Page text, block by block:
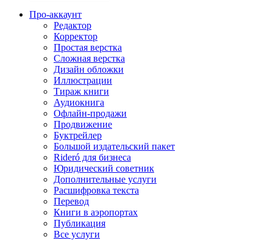
Про-аккаунт
Редактор
Корректор
Простая верстка
Сложная верстка
Дизайн обложки
Иллюстрации
Тираж книги
Аудиокнига
Офлайн-продажи
Продвижение
Буктрейлер
Большой издательский пакет
Rideró для бизнеса
Юридический советник
Дополнительные услуги
Расшифровка текста
Перевод
Книги в аэропортах
Публикация
Все услуги